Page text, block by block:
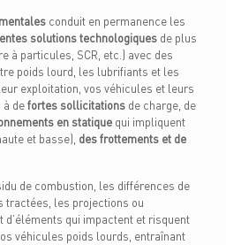
conduit en permanence les
solutions technologiques de plus
à particules, SCR, etc.) avec des
poids lourd, les lubrifiants et les
exploitation, vos véhicules et leurs
à defortes sollicitations de charge, de
en statique qui impliquent
et basse), des frottements et de
de combustion, les différences de
tractées, les projections ou
d’éléments qui impactent et risquent
véhicules poids lourds, entraînant